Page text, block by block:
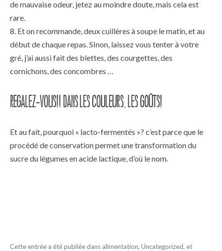
de mauvaise odeur, jetez au moindre doute, mais cela est
rare.
Et on recommande, deux cuillères à soupe le matin, et au
début de chaque repas. SInon, laissez vous tenter à votre
gré, j’ai aussi fait des blettes, des courgettes, des
cornichons, des concombres …
Régalez-vous!! dans les couleurs, les goûts!
Et au fait, pourquoi « lacto-fermentés »? c’est parce que le
procédé de conservation permet une transformation du
sucre du légumes en acide lactique, d’où le nom.
Cette entrée a été publiée dans alimentation, Uncategorized, et